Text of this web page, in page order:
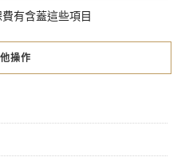
有含蓋這些項目
操作